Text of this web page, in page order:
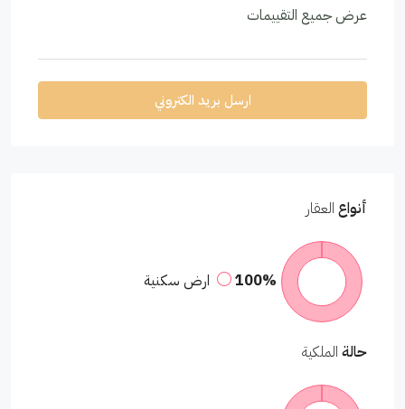
عرض جميع التقييمات
ارسل بريد الكتروني
أنواع العقار
100% ارض سكنية
حالة الملكية